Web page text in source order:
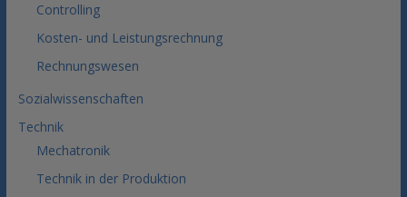
Controlling
Kosten- und Leistungsrechnung
Rechnungswesen
Sozialwissenschaften
Technik
Mechatronik
Technik in der Produktion